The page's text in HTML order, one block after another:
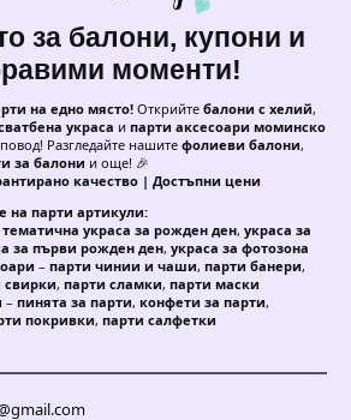
за балони, купони и
моменти!
на едно място! Открийте балони с хелий,
украса и парти аксесоари моминско
Разгледайте нашитефолиеви балони,
за балони и още! 🎉
качество | Достъпни цени
на парти артикули:
тематична украса за рожден ден, украса за
за първи рожден ден, украса за фотозона
– парти чинии и чаши, парти банери,
свирки, парти сламки, парти маски
– пинята за парти, конфети за парти,
покривки, парти салфетки